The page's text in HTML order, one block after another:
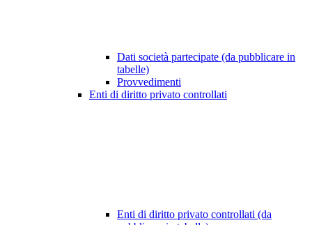
Dati società partecipate (da pubblicare in
tabelle)
Provvedimenti
Enti di diritto privato controllati
Enti di diritto privato controllati (da